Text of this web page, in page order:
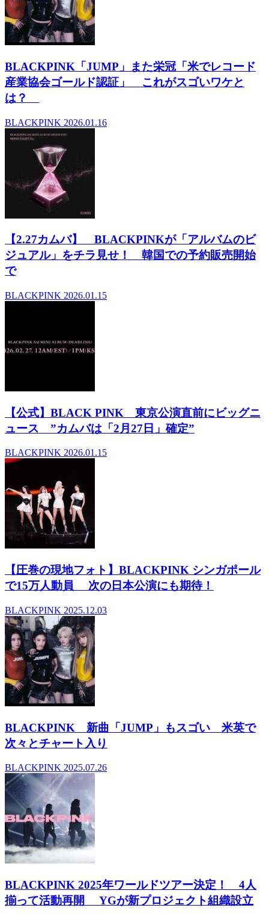
BLACKPINK「JUMP」また栄冠「米でレコード
産業協会ゴールド認証」 これがスゴいワケと
は？
BLACKPINK 2026.01.16
【2.27カムバ】 BLACKPINKが「アルバムのビ
ジュアル」をチラ見せ！ 韓国での予約販売開始
で
BLACKPINK 2026.01.15
【公式】BLACK PINK 東京公演直前にビッグニ
ュース ”カムバは「2月27日」確定”
BLACKPINK 2026.01.15
【圧巻の現地フォト】BLACKPINK シンガポール
で15万人動員 次の日本公演にも期待！
BLACKPINK 2025.12.03
BLACKPINK 新曲「JUMP」もスゴい 米英で
次々とチャート入り
BLACKPINK 2025.07.26
BLACKPINK 2025年ワールドツアー決定！ 4人
揃って活動再開 YGが新プロジェクト組織設立